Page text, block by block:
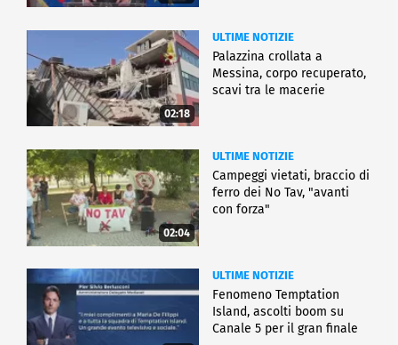
02:18
ULTIME NOTIZIE
Palazzina crollata a
Messina, corpo recuperato,
scavi tra le macerie
02:04
ULTIME NOTIZIE
Campeggi vietati, braccio di
ferro dei No Tav, "avanti
con forza"
ULTIME NOTIZIE
Fenomeno Temptation
Island, ascolti boom su
Canale 5 per il gran finale